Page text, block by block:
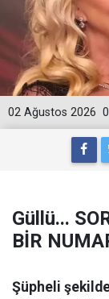
02 Ağustos 2026
Güllü...
BİR
Şüpheli şekilde